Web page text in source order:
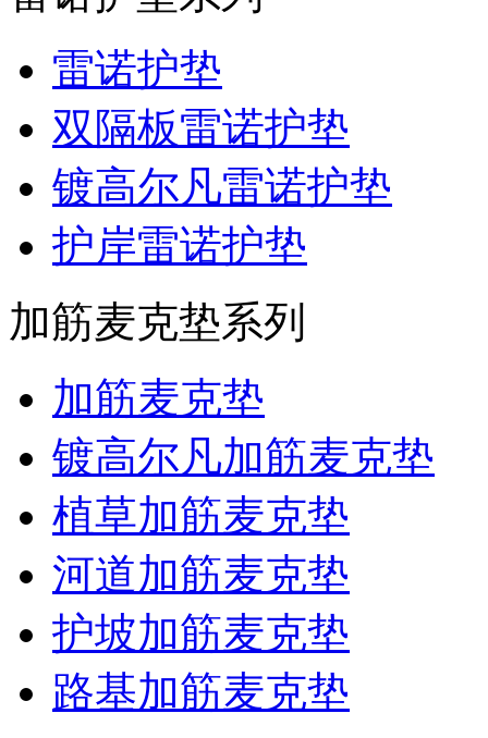
雷诺护垫
双隔板雷诺护垫
镀高尔凡雷诺护垫
护岸雷诺护垫
加筋麦克垫系列
加筋麦克垫
镀高尔凡加筋麦克垫
植草加筋麦克垫
河道加筋麦克垫
护坡加筋麦克垫
路基加筋麦克垫